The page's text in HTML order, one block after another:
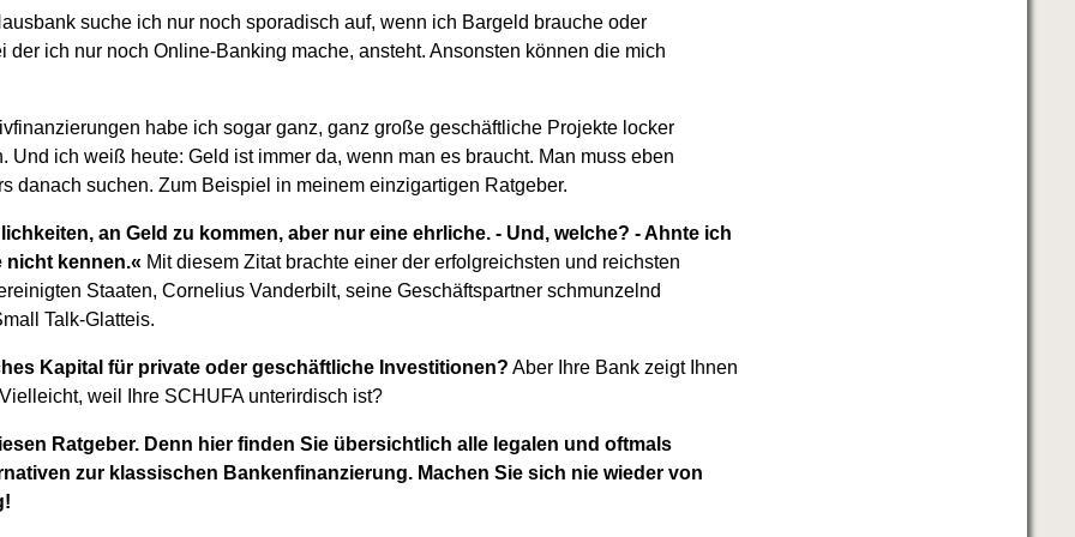
suche ich nur noch sporadisch auf, wenn ich Bargeld brauche oder
der ich nur noch Online-Banking mache, ansteht. Ansonsten können die mich
habe ich sogar ganz, ganz große geschäftliche Projekte locker
Und ich weiß heute: Geld ist immer da, wenn man es braucht. Man muss eben
danach suchen. Zum Beispiel in meinem einzigartigen Ratgeber.
an Geld zu kommen, aber nur eine ehrliche. - Und, welche? - Ahnte ich
nicht kennen.« Mit diesem Zitat brachte einer der erfolgreichsten und reichsten
Staaten, Cornelius Vanderbilt, seine Geschäftspartner schmunzelnd
Talk-Glatteis.
Kapital für private oder geschäftliche Investitionen? Aber Ihre Bank zeigt Ihnen
weil Ihre SCHUFA unterirdisch ist?
Ratgeber. Denn hier finden Sie übersichtlich alle legalen und oftmals
zur klassischen Bankenfinanzierung. Machen Sie sich nie wieder von